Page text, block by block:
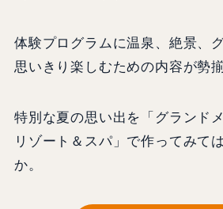
体験プログラムに温泉、絶景、
思いきり楽しむための内容が勢揃
特別な夏の思い出を「グランド
リゾート＆スパ」で作ってみて
か。